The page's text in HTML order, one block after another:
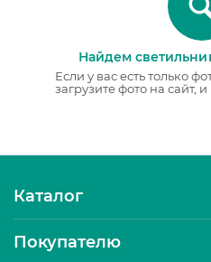
Найдем
Если у вас есть только
загрузите фото на сайт,
Каталог
Покупателю